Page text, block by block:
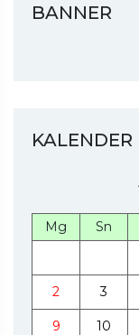
BANNER
KALENDER
Mg Sn
2 3
9 10